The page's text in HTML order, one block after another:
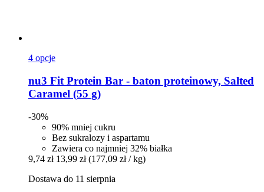
4 opcje
nu3 Fit Protein Bar -​ baton proteinowy, Salted
Caramel (55 g)
-30%
90% mniej cukru
Bez sukralozy i aspartamu
Zawiera co najmniej 32% białka
9,74 zł 13,99 zł (177,09 zł / kg)
Dostawa do 11 sierpnia